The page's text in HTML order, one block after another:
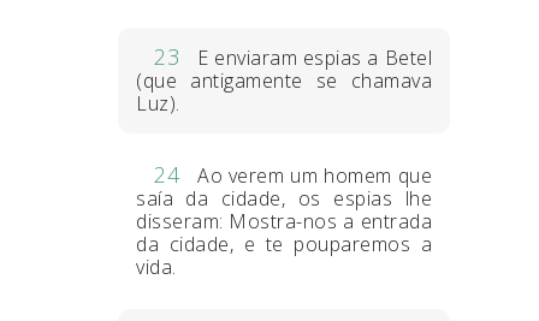
23
E enviaram espias a Betel
(que antigamente se chamava
Luz).
24
Ao verem um homem que
saía da cidade, os espias lhe
disseram: Mostra-nos a entrada
da cidade, e te pouparemos a
vida.